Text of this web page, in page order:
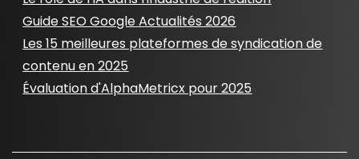
Guide SEO Google Actualités 2026
Les 15 meilleures plateformes de syndication de
contenu en 2025
Évaluation d'AlphaMetricx pour 2025